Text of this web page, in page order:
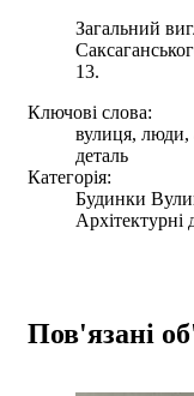
Загальний
13.
Ключові слова:
вулиця, люди,
деталь
Категорія:
Будинки
Архітектурні
Пов'язані